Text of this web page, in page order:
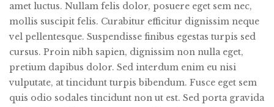
amet luctus. Nullam felis dolor, posuere eget sem nec,
mollis suscipit felis. Curabitur efficitur dignissim neque
vel pellentesque. Suspendisse finibus egestas turpis sed
cursus. Proin nibh sapien, dignissim non nulla eget,
pretium dapibus dolor. Sed interdum enim eu nisi
vulputate, at tincidunt turpis bibendum. Fusce eget sem
quis odio sodales tincidunt non ut est. Sed porta gravida